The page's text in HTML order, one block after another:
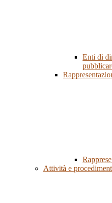
Enti di
Attività e